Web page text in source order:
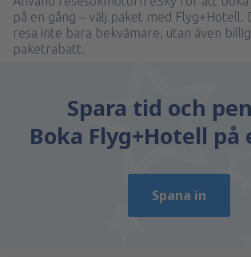
på en gång – välj paket med Flyg+Hotell.
resa inte bara bekvämare, utan även
paketrabatt.
Spara tid och
Boka Flyg+Hotell på
Spana in